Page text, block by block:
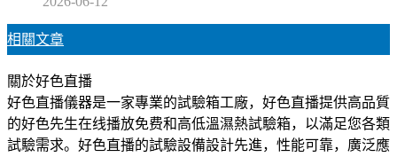
相關文章
關於好色直播
好色直播儀器是一家專業的試驗箱工廠，好色直播提供高品質
的好色先生在线播放免费和高低溫濕熱試驗箱，以滿足您各類
試驗需求。好色直播的試驗設備設計先進，性能可靠，廣泛應